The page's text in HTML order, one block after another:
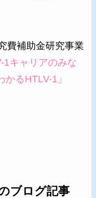
費補助金研究事業
1キャリアのみな
るHTLV-1』
ブログ記事